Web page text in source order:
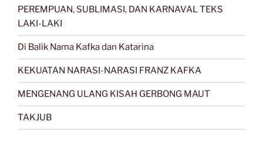
PEREMPUAN, SUBLIMASI, DAN KARNAVAL TEKS
LAKI-LAKI
Di Balik Nama Kafka dan Katarina
KEKUATAN NARASI-NARASI FRANZ KAFKA
MENGENANG ULANG KISAH GERBONG MAUT
TAKJUB